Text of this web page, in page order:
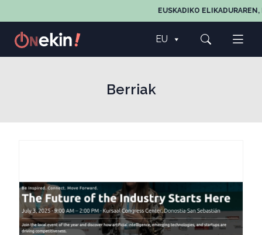
EUSKADIKO ELIKADURAREN,
EU
Berriak